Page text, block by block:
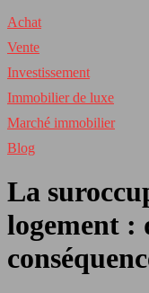
Achat
Vente
Investissement
Immobilier de luxe
Marché immobilier
Blog
La
logement :